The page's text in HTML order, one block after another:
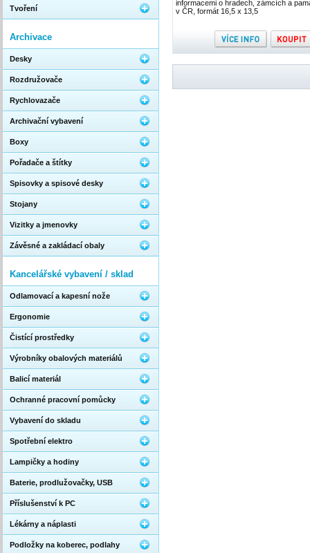
informacemi o hradech, zámcích a
v ČR, formát 16,5 x 13,5
Tvoření
Archivace
Desky
Rozdružovače
Rychlovazače
Archivační vybavení
Boxy
Pořadače a štítky
Spisovky a spisové desky
Stojany
Vizitky a jmenovky
Závěsné a zakládací obaly
Kancelářské vybavení / sklad
Odlamovací a kapesní nože
Ergonomie
Čistící prostředky
Výrobníky obalových materiálů
Balicí materiál
Ochranné pracovní pomůcky
Vybavení do skladu
Spotřební elektro
Lampičky a hodiny
Baterie, prodlužovačky, USB
Příslušenství k PC
Lékárny a náplasti
Podložky na koberec, podlahy